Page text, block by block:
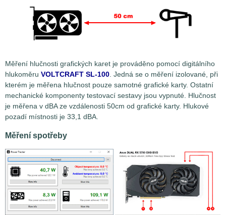
Měření hlučnosti grafických karet je prováděno pomocí digitálního
hlukoměru VOLTCRAFT SL-100 . Jedná se o měření izolované, při
kterém je měřena hlučnost pouze samotné grafické karty. Ostatní
mechanické komponenty testovací sestavy jsou vypnuté. Hlučnost
je měřena v dBA ze vzdálenosti 50cm od grafické karty. Hlukové
pozadí místnosti je 33,1 dBA.
Měření spotřeby